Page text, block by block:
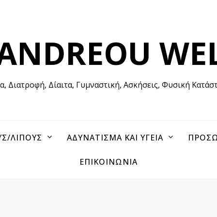
Διατροφή, Δίαιτα, Γυμναστική, Ασκήσεις, Φυσική
ΛΙΠΟΥΣ ΑΔΥΝΑΤΙΣΜΑ ΚΑΙ ΥΓΕΙΑ
ΕΠΙΚΟΙΝΩΝΙΑ